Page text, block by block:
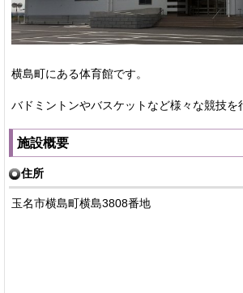
横島町にある体育館です。
バドミントンやバスケットなど様々な競技を
施設概要
住所
玉名市横島町横島3808番地